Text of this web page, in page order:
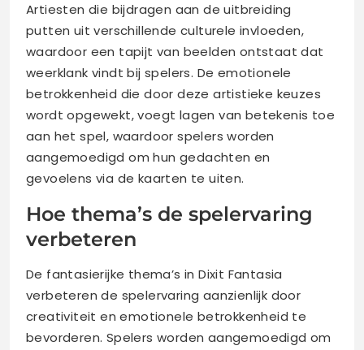
Artiesten die bijdragen aan de uitbreiding
putten uit verschillende culturele invloeden,
waardoor een tapijt van beelden ontstaat dat
weerklank vindt bij spelers. De emotionele
betrokkenheid die door deze artistieke keuzes
wordt opgewekt, voegt lagen van betekenis toe
aan het spel, waardoor spelers worden
aangemoedigd om hun gedachten en
gevoelens via de kaarten te uiten.
Hoe thema’s de spelervaring
verbeteren
De fantasierijke thema’s in Dixit Fantasia
verbeteren de spelervaring aanzienlijk door
creativiteit en emotionele betrokkenheid te
bevorderen. Spelers worden aangemoedigd om